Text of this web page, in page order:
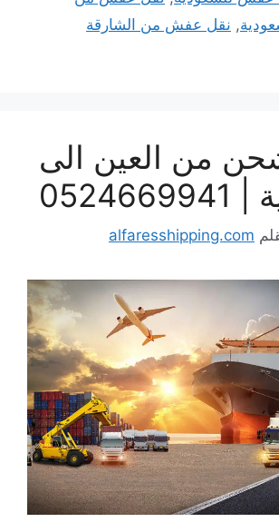
, نقل عفش من الشارقة
من العين الى
alfaresshipping.com